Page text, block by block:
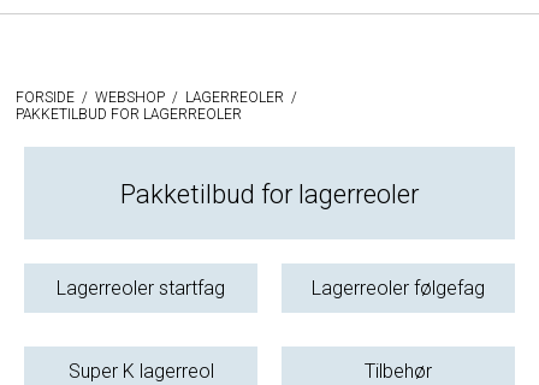
FORSIDE / WEBSHOP / LAGERREOLER /
PAKKETILBUD FOR LAGERREOLER
Pakketilbud for lagerreoler
Lagerreoler startfag Lagerreoler følgefag
Super K lagerreol Tilbehør